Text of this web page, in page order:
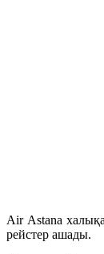
Air Astana
рейстер ашады.